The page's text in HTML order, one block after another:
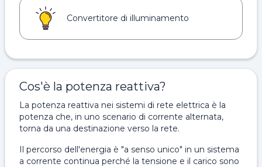
Convertitore di illuminamento
Cos'è la potenza reattiva?
La potenza reattiva nei sistemi di rete elettrica è la
potenza che, in uno scenario di corrente alternata,
torna da una destinazione verso la rete.
Il percorso dell'energia è "a senso unico" in un sistema
a corrente continua perché la tensione e il carico sono